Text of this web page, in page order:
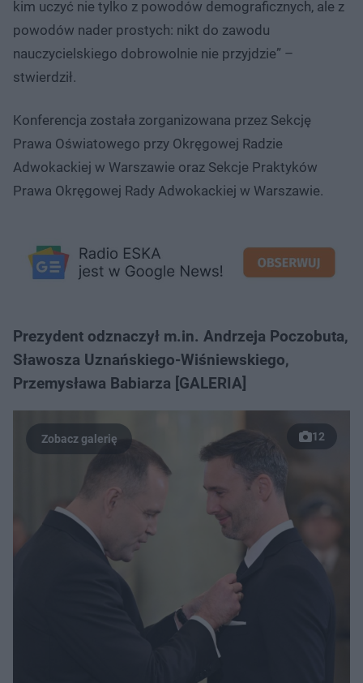
kim uczyć nie tylko z powodów demograficznych, ale z
powodów nader prostych: nikt do zawodu
nauczycielskiego dobrowolnie nie przyjdzie” –
stwierdził.
Konferencja została zorganizowana przez Sekcję
Prawa Oświatowego przy Okręgowej Radzie
Adwokackiej w Warszawie oraz Sekcje Praktyków
Prawa Okręgowej Rady Adwokackiej w Warszawie.
Prezydent odznaczył m.in. Andrzeja Poczobuta,
Sławosza Uznańskiego-Wiśniewskiego,
Przemysława Babiarza [GALERIA]
12